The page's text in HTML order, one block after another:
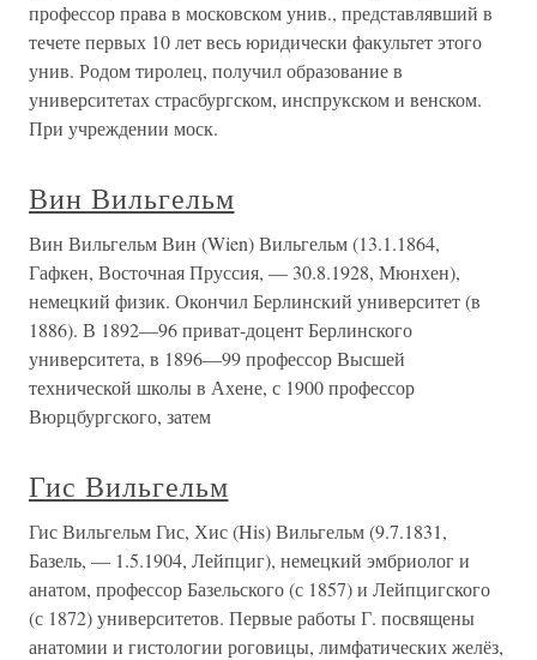
профессор права в московском унив., представлявший в
течете первых 10 лет весь юридически факультет этого
унив. Родом тиролец, получил образование в
университетах страсбургском, инспрукском и венском.
При учреждении моск.
Вин Вильгельм
Вин Вильгельм Вин (Wien) Вильгельм (13.1.1864,
Гафкен, Восточная Пруссия, — 30.8.1928, Мюнхен),
немецкий физик. Окончил Берлинский университет (в
1886). В 1892—96 приват-доцент Берлинского
университета, в 1896—99 профессор Высшей
технической школы в Ахене, с 1900 профессор
Вюрцбургского, затем
Гис Вильгельм
Гис Вильгельм Гис, Хис (His) Вильгельм (9.7.1831,
Базель, — 1.5.1904, Лейпциг), немецкий эмбриолог и
анатом, профессор Базельского (с 1857) и Лейпцигского
(с 1872) университетов. Первые работы Г. посвящены
анатомии и гистологии роговицы, лимфатических желёз,